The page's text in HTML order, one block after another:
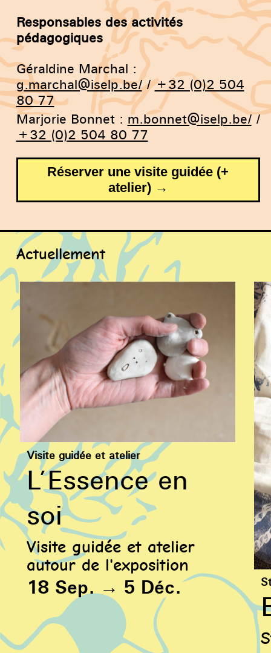
Responsables des activités
pédagogiques
Géraldine Marchal :
g.marchal@iselp.be//+32 (0)2 504
80 77
Marjorie Bonnet : m.bonnet@iselp.be//
+32 (0)2 504 80 77
Réserver une visite guidée (+
atelier) →
Actuellement
Visite guidée et atelier
L’Essence en
soi
Visite guidée et atelier
autour de l'exposition
18 Sep. → 5 Déc.